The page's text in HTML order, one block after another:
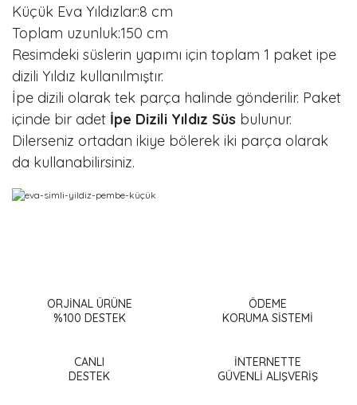
Küçük Eva Yıldızlar:8 cm
Toplam uzunluk:150 cm
Resimdeki süslerin yapımı için toplam 1 paket ipe
dizili Yıldız kullanılmıştır.
İpe dizili olarak tek parça halinde gönderilir. Paket
içinde bir adet İpe Dizili Yıldız Süs bulunur.
Dilerseniz ortadan ikiye bölerek iki parça olarak
da kullanabilirsiniz.
Görüş ve önerileriniz için teşekkür ederiz.
Ürün açıklamasında eksik bilgiler bulunuyor.
Ürün bilgilerinde hatalar bulunuyor.
ORJİNAL ÜRÜNE
%100 DESTEK
ÖDEME
KORUMA SİSTEMİ
CANLI
DESTEK
İNTERNETTE
GÜVENLİ ALIŞVERİŞ